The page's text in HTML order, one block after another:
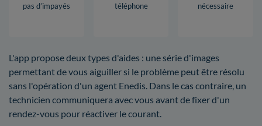
pas d’impayés
téléphone
nécessaire
L'app propose deux types d'aides : une série d'images
permettant de vous aiguiller si le problème peut être résolu
sans l'opération d'un agent Enedis. Dans le cas contraire, un
technicien communiquera avec vous avant de fixer d'un
rendez-vous pour réactiver le courant.